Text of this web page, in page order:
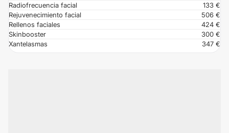
Radiofrecuencia facial
133 €
Rejuvenecimiento facial
506 €
Rellenos faciales
424 €
Skinbooster
300 €
Xantelasmas
347 €